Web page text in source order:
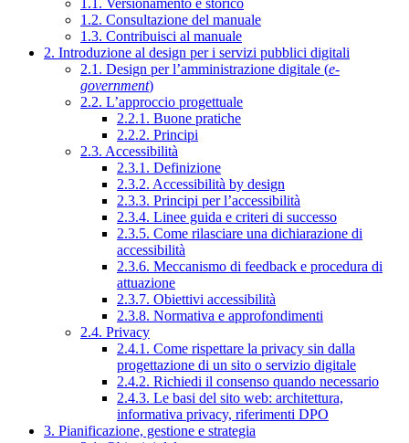
1.2. Consultazione del manuale
1.3. Contribuisci al manuale
2. Introduzione al design per i servizi pubblici digitali
2.1. Design per l’amministrazione digitale (e-
government)
2.2. L’approccio progettuale
2.2.1. Buone pratiche
2.2.2. Principi
2.3. Accessibilità
2.3.1. Definizione
2.3.2. Accessibilità by design
2.3.3. Principi per l’accessibilità
2.3.4. Linee guida e criteri di successo
2.3.5. Come rilasciare una dichiarazione di
accessibilità
2.3.6. Meccanismo di feedback e procedura di
attuazione
2.3.7. Obiettivi accessibilità
2.3.8. Normativa e approfondimenti
2.4. Privacy
2.4.1. Come rispettare la privacy sin dalla
progettazione di un sito o servizio digitale
2.4.2. Richiedi il consenso quando necessario
2.4.3. Le basi del sito web: architettura,
informativa privacy, riferimenti DPO
3. Pianificazione, gestione e strategia